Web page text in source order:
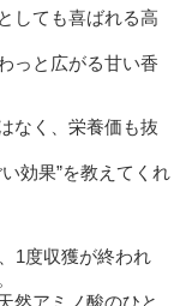
しても喜ばれる高
っと広がる甘い香
なく、栄養価も抜
効果”を教えてくれ
1度収獲が終われ
然アミノ酸のひと